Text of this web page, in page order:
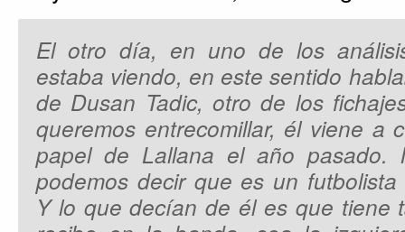
El otro día, en uno de los
estaba viendo, en este sentido
de Dusan Tadic, otro de los
queremos entrecomillar, él viene a
papel de Lallana el año pasado.
podemos decir que es un
Y lo que decían de él es que tiene